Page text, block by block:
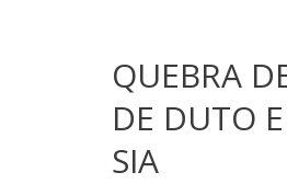
QUEBRA
DE DUTO
SIA